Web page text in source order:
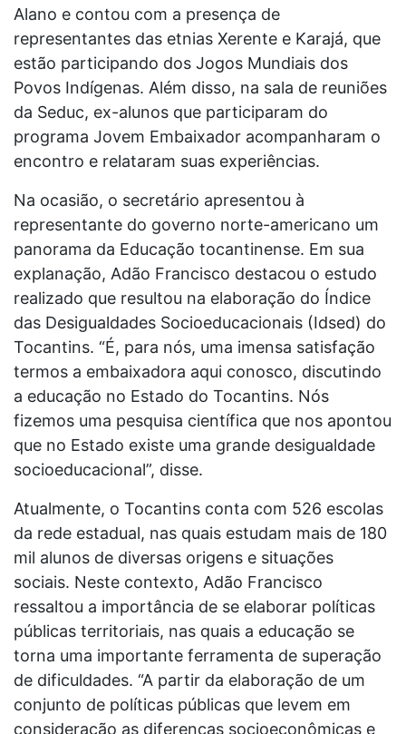
Alano e contou com a presença de
representantes das etnias Xerente e Karajá, que
estão participando dos Jogos Mundiais dos
Povos Indígenas. Além disso, na sala de reuniões
da Seduc, ex-alunos que participaram do
programa Jovem Embaixador acompanharam o
encontro e relataram suas experiências.
Na ocasião, o secretário apresentou à
representante do governo norte-americano um
panorama da Educação tocantinense. Em sua
explanação, Adão Francisco destacou o estudo
realizado que resultou na elaboração do Índice
das Desigualdades Socioeducacionais (Idsed) do
Tocantins. “É, para nós, uma imensa satisfação
termos a embaixadora aqui conosco, discutindo
a educação no Estado do Tocantins. Nós
fizemos uma pesquisa científica que nos apontou
que no Estado existe uma grande desigualdade
socioeducacional”, disse.
Atualmente, o Tocantins conta com 526 escolas
da rede estadual, nas quais estudam mais de 180
mil alunos de diversas origens e situações
sociais. Neste contexto, Adão Francisco
ressaltou a importância de se elaborar políticas
públicas territoriais, nas quais a educação se
torna uma importante ferramenta de superação
de dificuldades. “A partir da elaboração de um
conjunto de políticas públicas que levem em
consideração as diferenças socioeconômicas e